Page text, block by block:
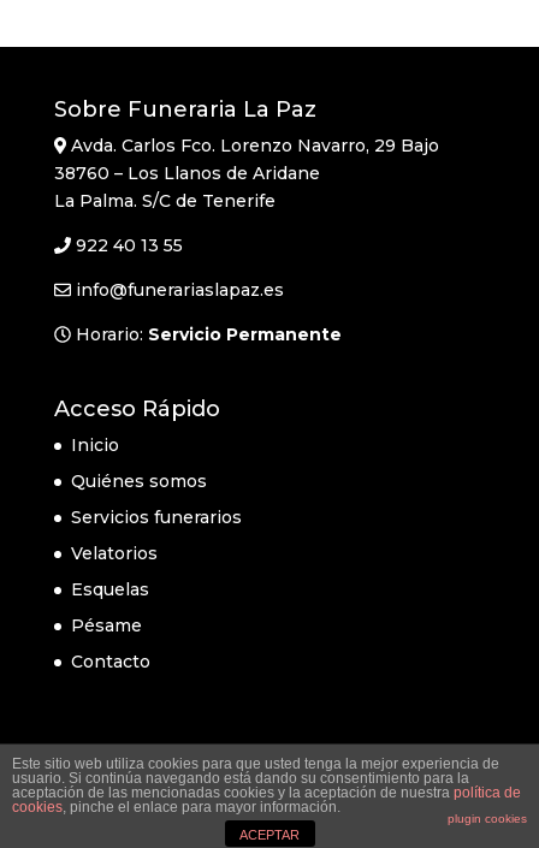
Sobre Funeraria La Paz
Avda. Carlos Fco. Lorenzo Navarro, 29 Bajo
38760 – Los Llanos de Aridane
La Palma. S/C de Tenerife
922 40 13 55
info@funerariaslapaz.es
Horario: Servicio Permanente
Acceso Rápido
Inicio
Quiénes somos
Servicios funerarios
Velatorios
Esquelas
Pésame
Contacto
Este sitio web utiliza cookies para que usted tenga la mejor experiencia de
usuario. Si continúa navegando está dando su consentimiento para la
aceptación de las mencionadas cookies y la aceptación de nuestra política de
cookies, pinche el enlace para mayor información.
plugin cookies
ACEPTAR